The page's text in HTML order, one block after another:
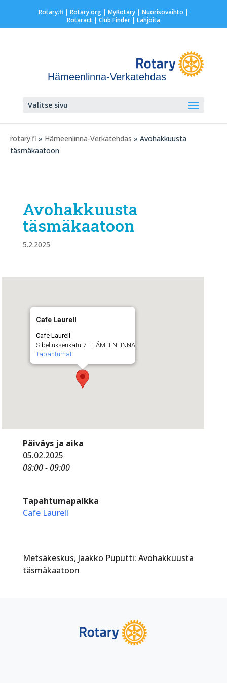
Rotary.fi | Rotary.org| MyRotary | Nuorisovaihto |
Rotaract| Club Finder| Lahjoita
Hämeenlinna-Verkatehdas
Valitse sivu
rotary.fi » Hämeenlinna-Verkatehdas » Avohakkuusta
täsmäkaatoon
Avohakkuusta
täsmäkaatoon
5.2.2025
Cafe Laurell
Cafe Laurell
Sibeliuksenkatu 7 - HÄMEENLINNA
Tapahtumat
Päiväys ja aika
05.02.2025
08:00 - 09:00
Tapahtumapaikka
Cafe Laurell
Metsäkeskus, Jaakko Puputti: Avohakkuusta
täsmäkaatoon